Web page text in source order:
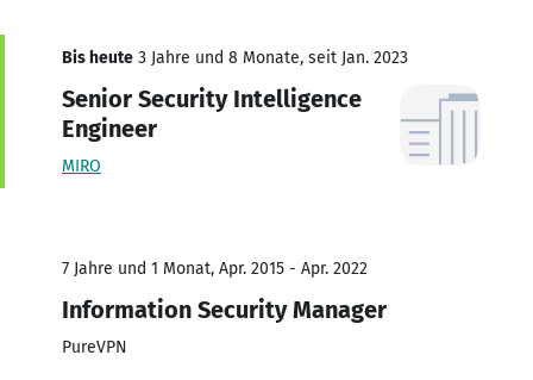
Bis heute 3 Jahre und 8 Monate, seit Jan. 2023
Senior Security Intelligence
Engineer
MIRO
7 Jahre und 1 Monat, Apr. 2015 - Apr. 2022
Information Security Manager
PureVPN